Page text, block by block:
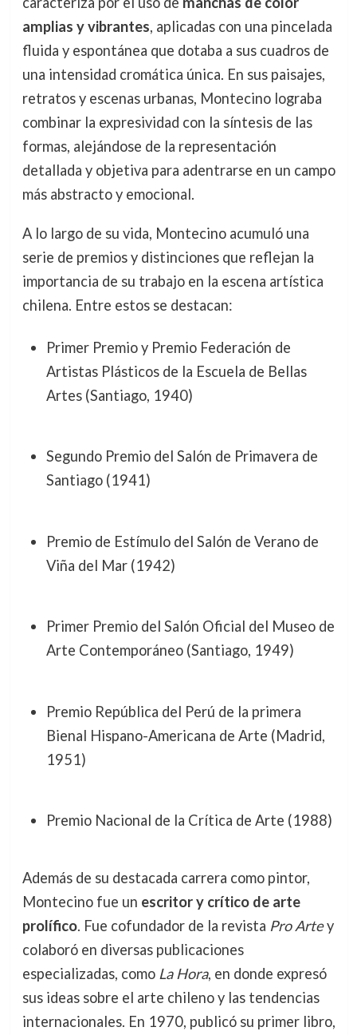
amplias y vibrantes, aplicadas con una pincelada
fluida y espontánea que dotaba a sus cuadros de
una intensidad cromática única. En sus paisajes,
retratos y escenas urbanas, Montecino lograba
combinar la expresividad con la síntesis de las
formas, alejándose de la representación
detallada y objetiva para adentrarse en un campo
más abstracto y emocional.
A lo largo de su vida, Montecino acumuló una
serie de premios y distinciones que reflejan la
importancia de su trabajo en la escena artística
chilena. Entre estos se destacan:
Primer Premio y Premio Federación de
Artistas Plásticos de la Escuela de Bellas
Artes (Santiago, 1940)
Segundo Premio del Salón de Primavera de
Santiago (1941)
Premio de Estímulo del Salón de Verano de
Viña del Mar (1942)
Primer Premio del Salón Oficial del Museo de
Arte Contemporáneo (Santiago, 1949)
Premio República del Perú de la primera
Bienal Hispano-Americana de Arte (Madrid,
1951)
Premio Nacional de la Crítica de Arte (1988)
Además de su destacada carrera como pintor,
Montecino fue un escritor y crítico de arte
prolífico. Fue cofundador de la revista Pro Artey
colaboró en diversas publicaciones
especializadas, como La Hora, en donde expresó
sus ideas sobre el arte chileno y las tendencias
internacionales. En 1970, publicó su primer libro,